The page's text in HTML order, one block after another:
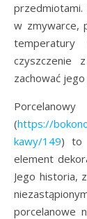
przedmiotami.
w zmywarce,
temperatury
czyszczenie
zachować jego
(https://
kawy/149) to
element
Jego historia,
porcelanowe